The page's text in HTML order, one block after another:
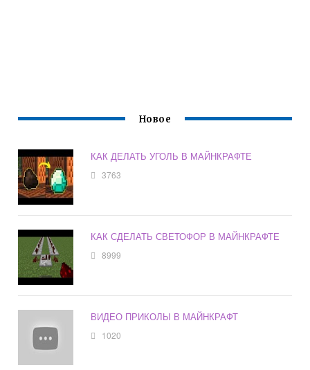
Новое
КАК ДЕЛАТЬ УГОЛЬ В МАЙНКРАФТЕ
3763
КАК СДЕЛАТЬ СВЕТОФОР В МАЙНКРАФТЕ
8999
ВИДЕО ПРИКОЛЫ В МАЙНКРАФТ
1020